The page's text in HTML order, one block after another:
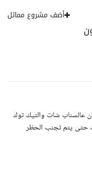
أضف مشروع مماثل
عالسناب شات والتيك توك
حتى يتم تجنب الحظر